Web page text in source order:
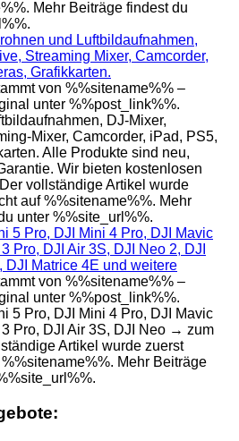
Mehr Beiträge findest du
und Luftbildaufnahmen,
Streaming Mixer, Camcorder,
Grafikkarten.
von %%sitename%% –
unter %%post_link%%.
DJ-Mixer,
Mixer, Camcorder, iPad, PS5,
Alle Produkte sind neu,
Wir bieten kostenlosen
vollständige Artikel wurde
auf %%sitename%%. Mehr
unter %%site_url%%.
5 Pro, DJI Mini 4 Pro, DJI Mavic
Pro, DJI Air 3S, DJI Neo 2, DJI
DJI Matrice 4E und weitere
von %%sitename%% –
unter %%post_link%%.
5 Pro, DJI Mini 4 Pro, DJI Mavic
Pro, DJI Air 3S, DJI Neo → zum
Artikel wurde zuerst
Mehr Beiträge